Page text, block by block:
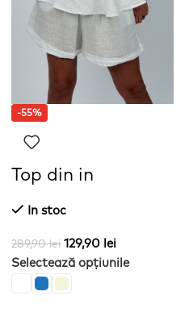
-55%
Top din in
In stoc
289,90lei 129,90 lei
Selectează opțiunile